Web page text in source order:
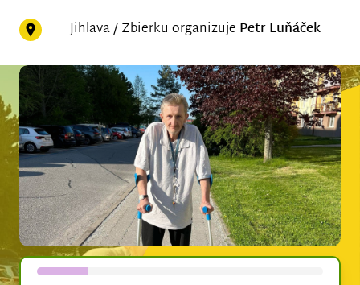
Jihlava / Zbierku organizuje Petr Luňáček